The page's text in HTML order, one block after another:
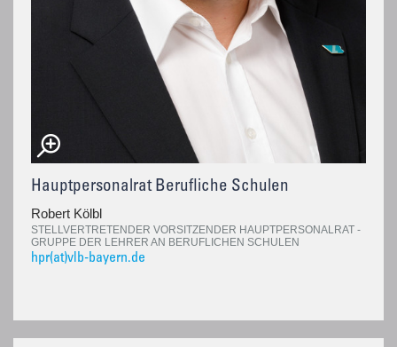
Hauptpersonalrat Berufliche Schulen
Robert Kölbl
STELLVERTRETENDER VORSITZENDER HAUPTPERSONALRAT -
GRUPPE DER LEHRER AN BERUFLICHEN SCHULEN
hpr(at)vlb-bayern.de